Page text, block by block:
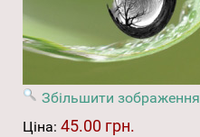
Збільшити зображення
Ціна: 45.00 грн.